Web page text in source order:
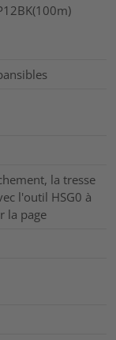
la tresse
l'outil HSG0 à
la page